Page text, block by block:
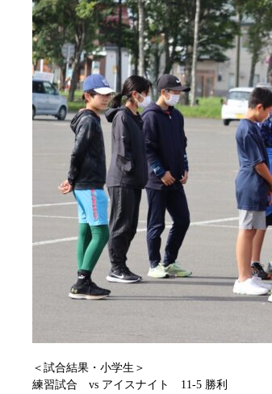
＜試合結果・小学生＞
練習試合 vs アイスナイト 11-5 勝利